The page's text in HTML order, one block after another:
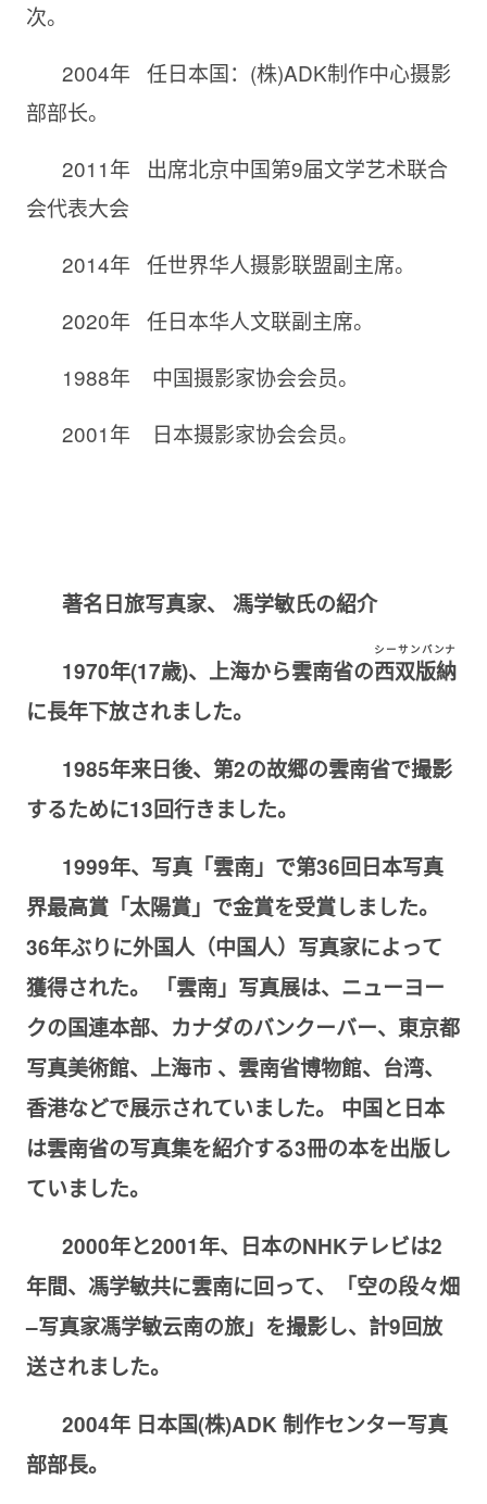
次。
2004年 任日本国：(株)ADK制作中心摄影
部部长。
2011年 出席北京中国第9届文学艺术联合
会代表大会
2014年 任世界华人摄影联盟副主席。
2020年 任日本华人文联副主席。
1988年 中国摄影家协会会员。
2001年 日本摄影家协会会员。
著名日旅写真家、 馮学敏氏の紹介
1970年(17歳)、 上海から雲南省の西双版納
シーサンバンナ
に長年下放されました。
1985年来日後、第2の故郷の雲南省で撮影
するために13回行きました。
1999年、写真「雲南」 で第36回日本写真
界最高賞「太陽賞」で金賞を受賞しました。
36年ぶりに外国人（中国人） 写真家によって
獲得された。
「雲南」写真展は、ニューヨー
クの国連本部、カナダのバンクーバー、東京都
写真美術館、上海市 、雲南省博物館、台湾、
香港などで展示されていま した。
中国と日本
は雲南省の写真集を紹介する3冊の本を出版し
ていました。
2000年と2001年、日本のNHKテレビは2
年間、馮学敏共に雲南に回って、
「空の段々畑
–写真家馮学敏云南の旅」を撮影し、計9回放
送されました。
2004年 日本国(株)ADK制作センター写真
部部長。